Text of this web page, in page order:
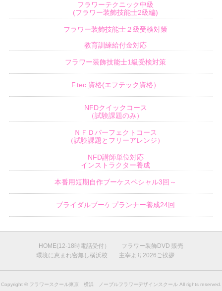
フラワーテクニック中級
(フラワー装飾技能士2級編)
フラワー装飾技能士２級受検対策
教育訓練給付金対応
フラワー装飾技能士1級受検対策
F.tec 資格(エフテック資格）
NFDクイックコース
（試験課題のみ）
ＮＦＤパーフェクトコース
（試験課題とフリーアレンジ）
NFD講師単位対応
インストラクター養成
本番用短期自作ブーケスペシャル3回～
ブライダルブーケプランナー養成24回
HOME(12-18時電話受付）
フラワー装飾DVD 販売
環境に恵まれ密無し横浜校
主宰より2026ご挨拶
Copyright © フラワースクール東京 横浜 ノーブルフラワーデザインスクールAll rights reserved.